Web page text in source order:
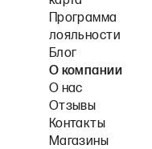
Программа
лояльности
Блог
О компании
О нас
Отзывы
Контакты
Магазины